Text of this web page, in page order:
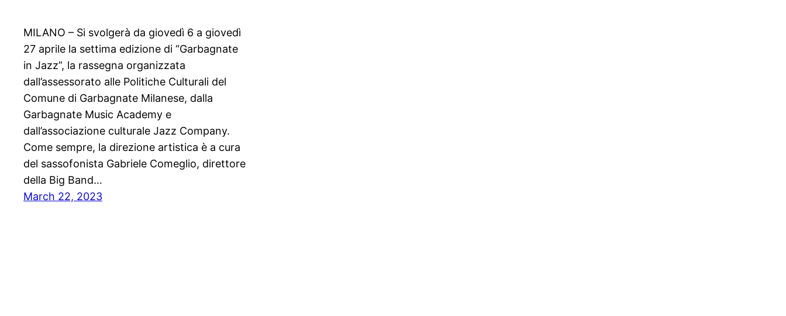
MILANO – Si svolgerà da giovedì 6 a giovedì
27 aprile la settima edizione di “Garbagnate
in Jazz”, la rassegna organizzata
dall’assessorato alle Politiche Culturali del
Comune di Garbagnate Milanese, dalla
Garbagnate Music Academy e
dall’associazione culturale Jazz Company.
Come sempre, la direzione artistica è a cura
del sassofonista Gabriele Comeglio, direttore
della Big Band…
March 22, 2023